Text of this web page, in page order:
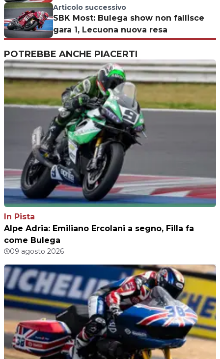
italiani in ombra
Articolo successivo
SBK Most: Bulega show non fallisce
gara 1, Lecuona nuova resa
POTREBBE ANCHE PIACERTI
In Pista
Alpe Adria: Emiliano Ercolani a segno, Filla fa
come Bulega
09 agosto 2026